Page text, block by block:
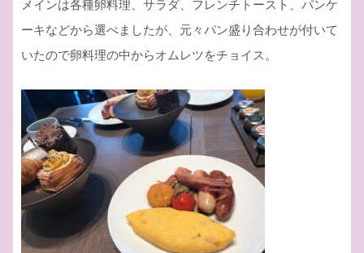
メインは各種卵料理、サラダ、フレンチトースト、パンケ
ーキなどから選べましたが、元々パン盛り合わせが付いて
いたので卵料理の中からオムレツをチョイス。